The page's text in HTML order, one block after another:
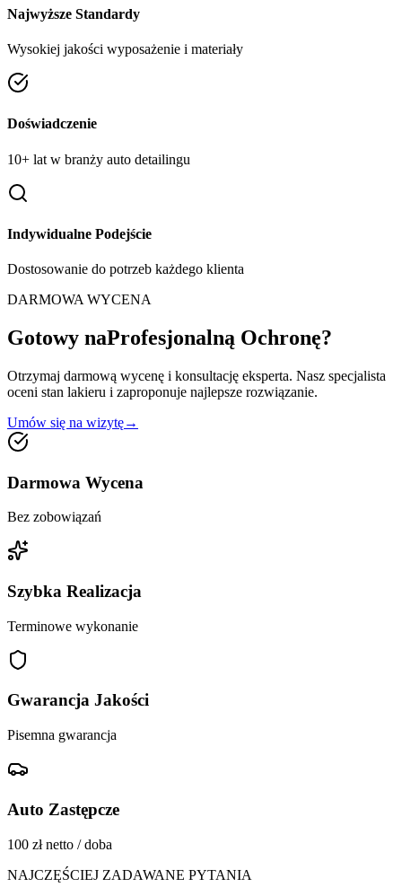
Najwyższe Standardy
Wysokiej jakości wyposażenie i materiały
Doświadczenie
10+ lat w branży auto detailingu
Indywidualne Podejście
Dostosowanie do potrzeb każdego klienta
DARMOWA WYCENA
Gotowy naProfesjonalną Ochronę?
Otrzymaj darmową wycenę i konsultację eksperta. Nasz specjalista
oceni stan lakieru i zaproponuje najlepsze rozwiązanie.
Umów się na wizytę→
Darmowa Wycena
Bez zobowiązań
Szybka Realizacja
Terminowe wykonanie
Gwarancja Jakości
Pisemna gwarancja
Auto Zastępcze
100 zł netto / doba
NAJCZĘŚCIEJ ZADAWANE PYTANIA